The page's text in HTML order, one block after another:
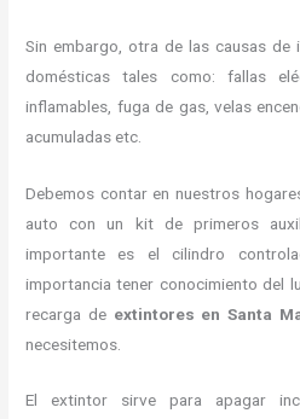
Sin embargo, otra de las causas de
domésticas tales como: fallas
inflamables, fuga de gas, velas
acumuladas etc.
Debemos contar en nuestros
auto con un kit de primeros
importante es el cilindro
importancia tener conocimiento del
recarga de extintores en Santa
necesitemos.
El extintor sirve para apagar